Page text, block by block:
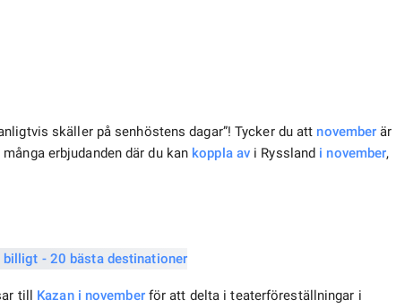
skäller på senhöstens dagar”! Tycker du att november är
erbjudanden där du kan koppla av i Ryssland i november,
till Kazan i novemberför att delta i teaterföreställningar i